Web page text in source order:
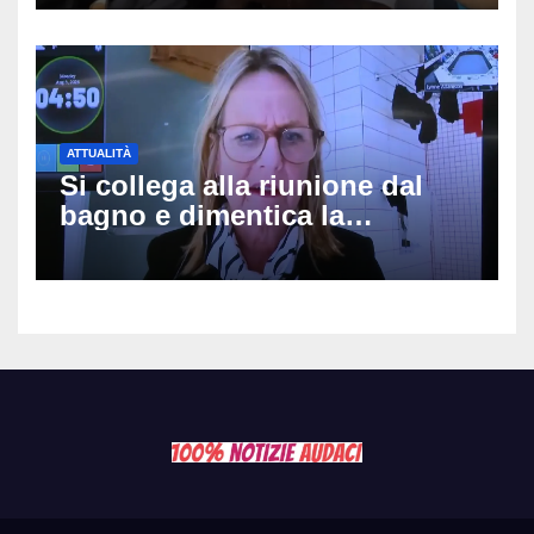
ATTUALITÀ
Si collega alla riunione dal
bagno e dimentica la
telecamera accesa: tutti
vedono il bucato, il video